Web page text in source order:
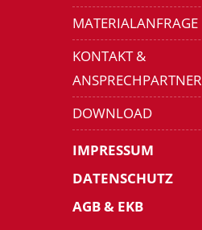
MATERIALANFRAGE
KONTAKT &
ANSPRECHPARTNER
DOWNLOAD
IMPRESSUM
DATENSCHUTZ
AGB & EKB